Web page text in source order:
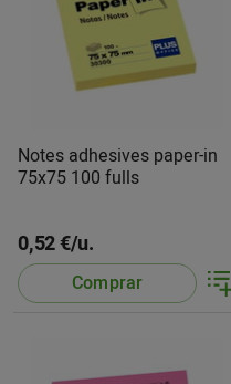
Notes adhesives paper-in
75x75 100 fulls
0,52 €/u.
Comprar